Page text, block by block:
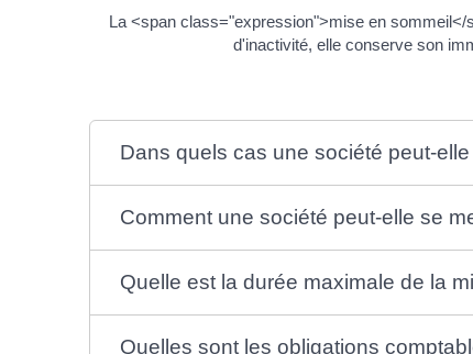
La <span class="expression">mise en
d'inactivité, elle conserve son
Dans quels cas une société peut-
Comment une société peut-elle se
Quelle est la durée maximale de la
Quelles sont les obligations